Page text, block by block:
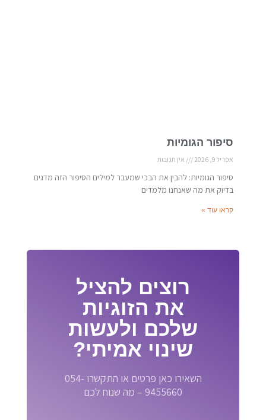
סיפור הגומיות
אפריל 9, 2026 אין תגובות
סיפור הגומיות: להבין את הבכי שמעבר למילים הסיפור הזה מדגים
בדיוק את מה שאנחנו מלמדים
קראו עוד »
רוצים להציל
את הזוגיות
שלכם ולעשות
שינוי אמיתי?
השאירו כאן פרטים או התקשרו 054-
9455660 – מה שנוח לכם